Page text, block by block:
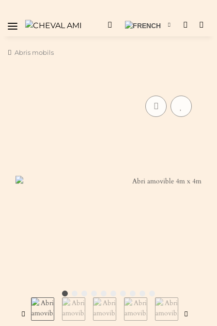
Abris mobils